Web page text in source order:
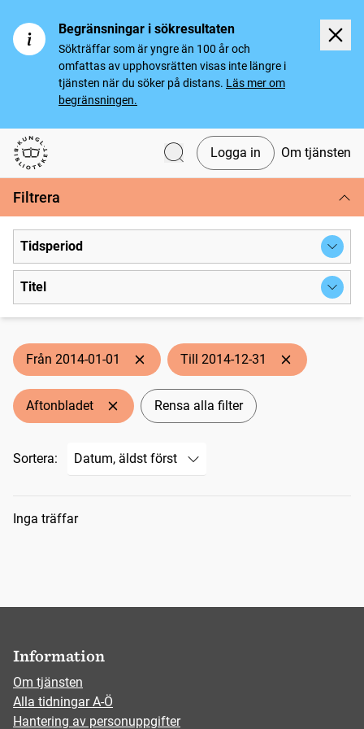
Begränsningar i sökresultaten
Sökträffar som är yngre än 100 år och
omfattas av upphovsrätten visas inte längre i
tjänsten när du söker på distans. Läs mer om
begränsningen.
Svenska tidningar
Logga in Om tjänsten
Filtrera
Tidsperiod
Titel
Från 2014-01-01 Till 2014-12-31
Aftonbladet Rensa alla filter
Sortera:
Sökresultat
Inga träffar
Information
Om tjänsten
Alla tidningar A-Ö
Hantering av personuppgifter